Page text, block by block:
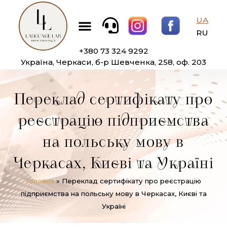
Перейти
вмісту
Меню
UA
RU
+380 73 324 9292
Україна, Черкаси, б-р Шевченка, 258, оф. 203
Переклад сертифікату про
реєстрацію підприємства
на польську мову в
Черкасах, Києві та Україні
Головна» Переклад сертифікату про реєстрацію
підприємства на польську мову в Черкасах, Києві та
Україні